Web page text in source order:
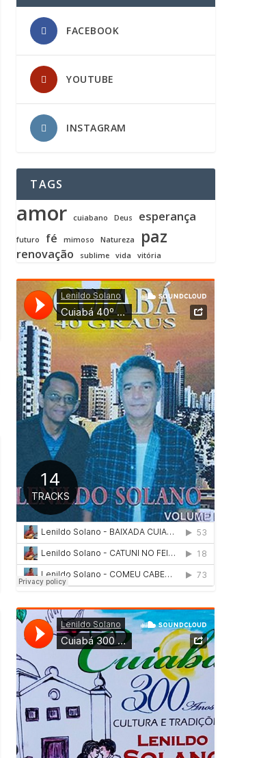
FACEBOOK
YOUTUBE
INSTAGRAM
TAGS
amor cuiabano Deus esperança
futuro fé mimoso Natureza paz
renovação sublime vida vitória